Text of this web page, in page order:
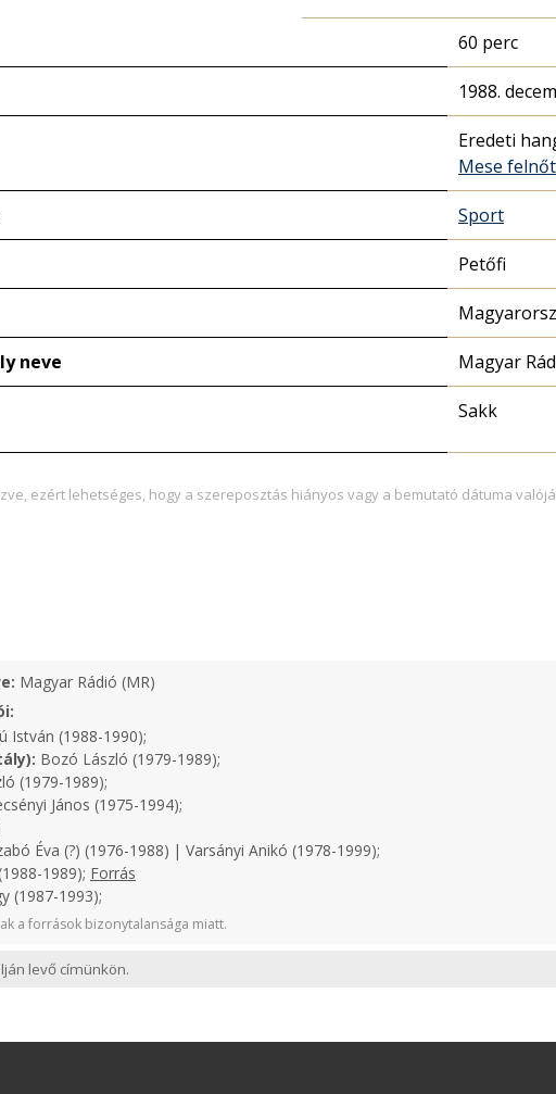
60 perc
1988.
Eredeti
Mese
Sport
Petőfi
neve Magyar
Sakk
ezért lehetséges, hogy a szereposztás hiányos vagy a bemutató dátuma
Magyar Rádió (MR)
István (1988-1990);
Bozó László (1979-1989);
(1979-1989);
János (1975-1994);
Éva (?) (1976-1988) | Varsányi Anikó (1978-1999);
1989); Forrás
(1987-1993);
a források bizonytalansága miatt.
levő címünkön.